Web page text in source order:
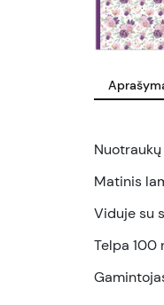
Matinis
Viduje su
Telpa 100